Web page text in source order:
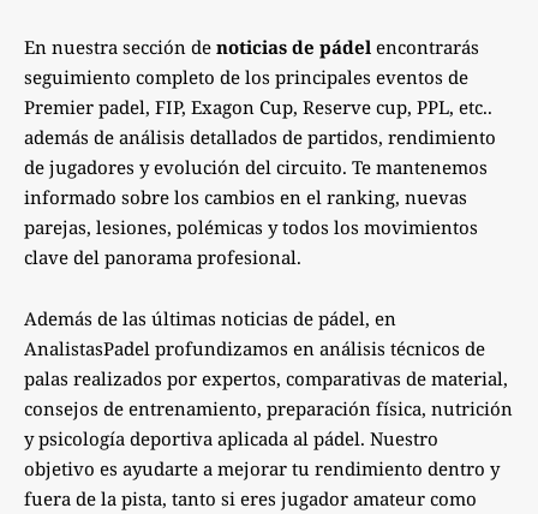
En nuestra sección de noticias de pádel encontrarás
seguimiento completo de los principales eventos de
Premier padel, FIP, Exagon Cup, Reserve cup, PPL, etc..
además de análisis detallados de partidos, rendimiento
de jugadores y evolución del circuito. Te mantenemos
informado sobre los cambios en el ranking, nuevas
parejas, lesiones, polémicas y todos los movimientos
clave del panorama profesional.
Además de las últimas noticias de pádel, en
AnalistasPadel profundizamos en análisis técnicos de
palas realizados por expertos, comparativas de material,
consejos de entrenamiento, preparación física, nutrición
y psicología deportiva aplicada al pádel. Nuestro
objetivo es ayudarte a mejorar tu rendimiento dentro y
fuera de la pista, tanto si eres jugador amateur como